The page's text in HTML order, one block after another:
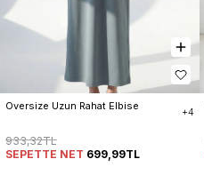
Oversize Uzun Rahat Elbise
+4
933,32TL
SEPETTE NET 699,99TL